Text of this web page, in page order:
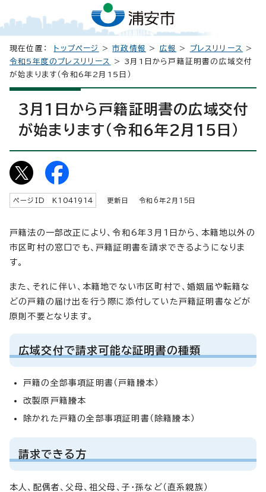
現在位置： トップページ >市政情報 > 広報 > プレスリリース
>
令和5年度のプレスリリース
> 3月1日から戸籍証明書の広域交付
が始まります（令和6年2月15日）
3月1日から戸籍証明書の広域交付
が始まります（令和6年2月15日）
ページID K 1041914 更新日 令和6年2月 15 日
戸籍法の一部改正により、令和6年3月1日から、本籍地以外の
市区町村の窓口でも、戸籍証明書を請求できるようになりま
す。
また、それに伴い、本籍地でない市区町村で、婚姻届や転籍な
どの戸籍の届け出を行う際に添付していた戸籍証明書などが
原則不要となります。
広域交付で請求可能な証明書の種類
戸籍の全部事項証明書（戸籍謄本）
改製原戸籍謄本
除かれた戸籍の全部事項証明書（除籍謄本）
請求できる方
本人、配偶者、父母、祖父母、子・孫など（直系親族）